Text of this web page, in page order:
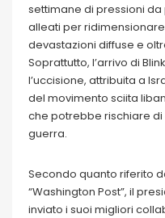
settimane di pressioni da
alleati per
devastazioni diffuse e
Soprattutto, l’arrivo di
l’uccisione, attribuita a
del movimento sciita
che potrebbe rischiare
guerra.
Secondo quanto riferito
“Washington Post”, il
inviato i suoi migliori